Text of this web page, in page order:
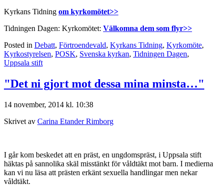
Kyrkans Tidning om kyrkomötet>>
Tidningen Dagen: Kyrkomötet: Välkomna dem som flyr>>
Posted in Debatt, Förtroendevald, Kyrkans Tidning, Kyrkomöte,
Kyrkostyrelsen, POSK, Svenska kyrkan, Tidningen Dagen,
Uppsala stift
"Det ni gjort mot dessa mina minsta…"
14 november, 2014 kl. 10:38
Skrivet av Carina Etander Rimborg
I går kom beskedet att en präst, en ungdomspräst, i Uppsala stift
häktas på sannolika skäl misstänkt för våldtäkt mot barn. I medierna
kan vi nu läsa att prästen erkänt sexuella handlingar men nekar
våldtäkt.